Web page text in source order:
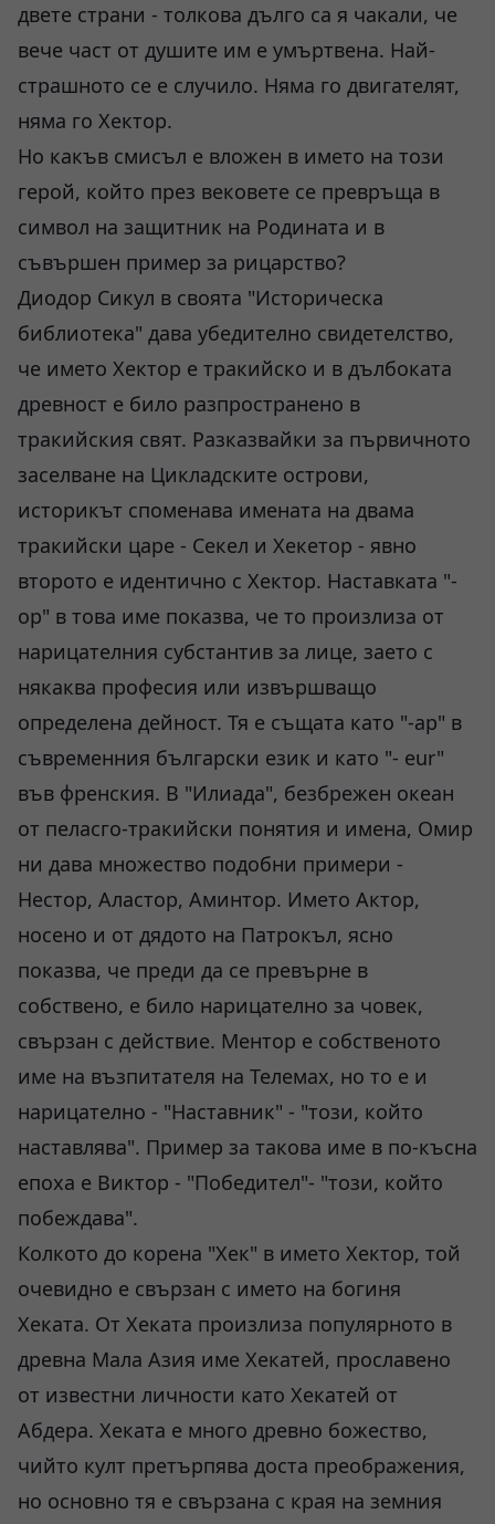
двете страни - толкова дълго са я чакали, че
вече част от душите им е умъртвена. Най-
страшното се е случило. Няма го двигателят,
няма го Хектор.
Но какъв смисъл е вложен в името на този
герой, който през вековете се превръща в
символ на защитник на Родината и в
съвършен пример за рицарство?
Диодор Сикул в своята "Историческа
библиотека" дава убедително свидетелство,
че името Хектор е тракийско и в дълбоката
древност е било разпространено в
тракийския свят. Разказвайки за първичното
заселване на Цикладските острови,
историкът споменава имената на двама
тракийски царе - Секел и Хекетор - явно
второто е идентично с Хектор. Наставката "-
ор" в това име показва, че то произлиза от
нарицателния субстантив за лице, заето с
някаква професия или извършващо
определена дейност. Тя е същата като "-ар" в
съвременния български език и като "- eur"
във френския. В "Илиада", безбрежен океан
от пеласго-тракийски понятия и имена, Омир
ни дава множество подобни примери -
Нестор, Аластор, Аминтор. Името Актор,
носено и от дядото на Патрокъл, ясно
показва, че преди да се превърне в
собствено, е било нарицателно за човек,
свързан с действие. Ментор е собственото
име на възпитателя на Телемах, но то е и
нарицателно - "Наставник" - "този, който
наставлява". Пример за такова име в по-късна
епоха е Виктор - "Победител"- "този, който
побеждава".
Колкото до корена "Хек" в името Хектор, той
очевидно е свързан с името на богиня
Хеката. От Хеката произлиза популярното в
древна Мала Азия име Хекатей, прославено
от известни личности като Хекатей от
Абдера. Хеката е много древно божество,
чийто култ претърпява доста преображения,
но основно тя е свързана с края на земния